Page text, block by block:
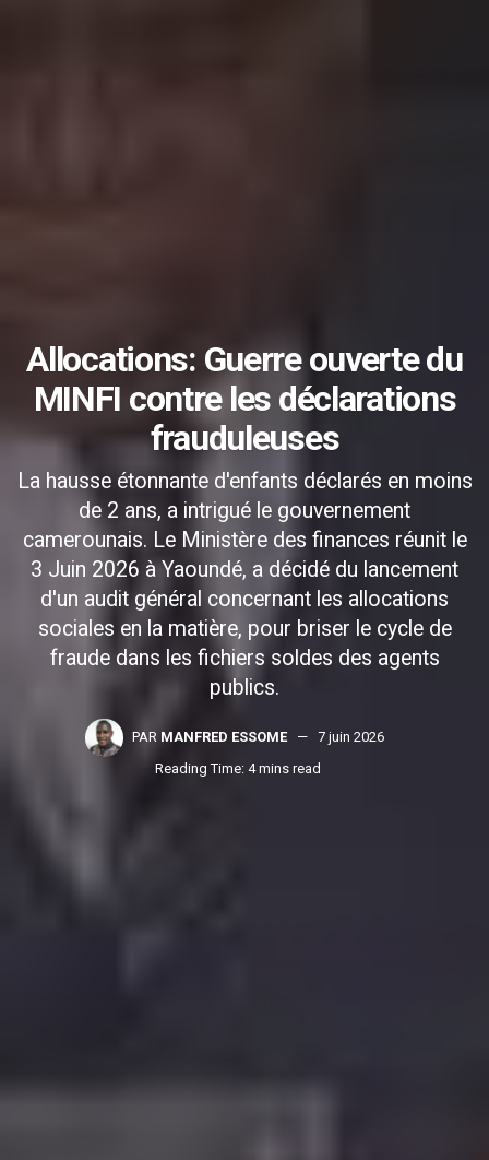
Allocations: Guerre ouverte du
MINFI contre les déclarations
frauduleuses
La hausse étonnante d'enfants déclarés en moins
de 2 ans, a intrigué le gouvernement
camerounais. Le Ministère des finances réunit le
3 Juin 2026 à Yaoundé, a décidé du lancement
d'un audit général concernant les allocations
sociales en la matière, pour briser le cycle de
fraude dans les fichiers soldes des agents
publics.
PAR MANFRED ESSOME
7 juin 2026
Reading Time: 4 mins read